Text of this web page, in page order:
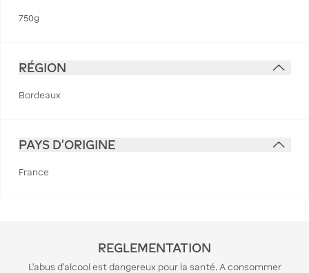
750g
RÉGION
Bordeaux
PAYS D'ORIGINE
France
REGLEMENTATION
L’abus d’alcool est dangereux pour la santé. A consommer